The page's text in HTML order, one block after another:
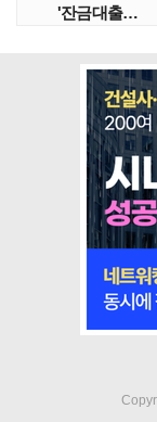
'잔금대출